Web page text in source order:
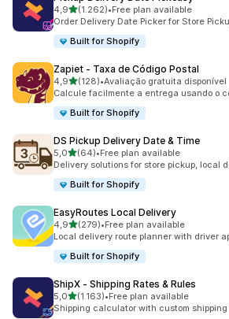
4,9de 5 estrelas
(1.262)
1262 total de avaliações
•Free plan available
Order Delivery Date Picker for Store
Built for Shopify
Zapiet ‑ Taxa de Código Postal
4,9de 5 estrelas
(128)
128 total de avaliações
•Avaliação gratuita disponível
Calcule facilmente a entrega usando o
Built for Shopify
DS Pickup Delivery Date & Time
5,0de 5 estrelas
(64)
64 total de avaliações
•Free plan available
Delivery solutions for store pickup, local
Built for Shopify
EasyRoutes Local Delivery
4,9de 5 estrelas
(279)
279 total de avaliações
•Free plan available
Local delivery route planner with driver
Built for Shopify
ShipX ‑ Shipping Rates & Rules
5,0de 5 estrelas
(1.163)
1163 total de avaliações
•Free plan available
Shipping calculator with custom